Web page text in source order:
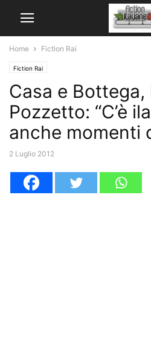
Home Fiction Rai
Fiction Rai
Casa e Bottega,
Pozzetto: “C’è
anche momenti
2 Luglio 2012